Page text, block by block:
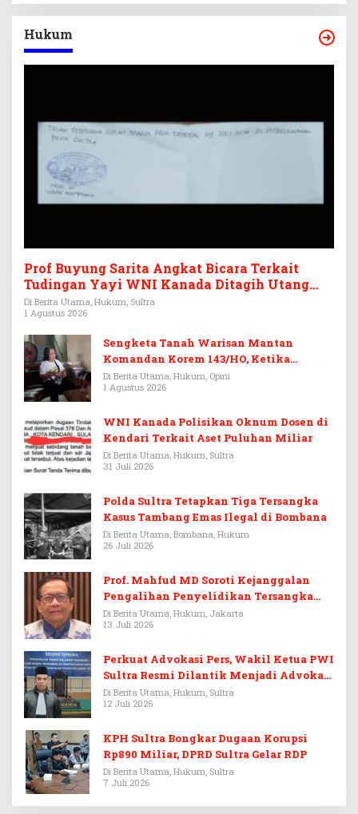
Hukum
Prof Buyung Sarita Angkat Bicara Terkait
Tudingan Yayi WNI Kanada Ditagih Utang
Rp3,6 Miliar
Di Berita Utama, Hukum, Sultra
1 Agustus 2026
Sengketa Tanah Warisan Mantan
Komandan Korem 143/HO, Ketika
Warisan Menjadi Arena Pemerasan
Di Berita Utama, Hukum, Opini
1 Agustus 2026
WNI Kanada Polisikan Oknum Dosen di
Kendari Terkait Aset Puluhan Miliar
Di Berita Utama, Hukum, Sultra
31 Juli 2026
Polda Sultra Tetapkan Tiga Tersangka
Kasus Tambang Emas Ilegal di Bombana
Di Berita Utama, Bombana, Hukum
26 Juli 2026
Prof. Mahfud MD Soroti Kejanggalan
Pengalihan Penyelidikan Tersangka
Febrie Adriansyah
Di Berita Utama, Hukum, Jakarta
13 Juli 2026
Perkuat Advokasi Pers, Wakil Ketua PWI
Sultra Resmi Dilantik Menjadi Advokat
PERADI
Di Berita Utama, Hukum, Sultra
12 Juli 2026
KPH Sultra Bongkar Dugaan Korupsi
Rp890 Miliar, DPRD Sultra Gelar RDP
Di Berita Utama, Hukum, Sultra
7 Juli 2026